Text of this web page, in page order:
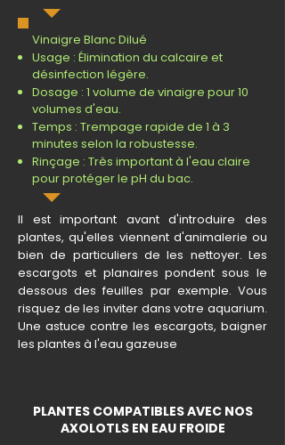
Vinaigre Blanc Dilué
Usage : Élimination du calcaire et
désinfection légère.
Dosage : 1 volume de vinaigre pour 10
volumes d'eau.
Temps : Trempage rapide de 1 à 3
minutes selon la robustesse.
Rinçage : Très important à l'eau claire
pour protéger le pH du bac.
Il est important avant d'introduire des
plantes, qu'elles viennent d'animalerie ou
bien de particuliers de les nettoyer. Les
escargots et planaires pondent sous le
dessous des feuilles par exemple. Vous
risquez de les inviter dans votre aquarium.
Une astuce contre les escargots, baigner
les plantes à l'eau gazeuse
PLANTES COMPATIBLES AVEC NOS
AXOLOTLS EN EAU FROIDE